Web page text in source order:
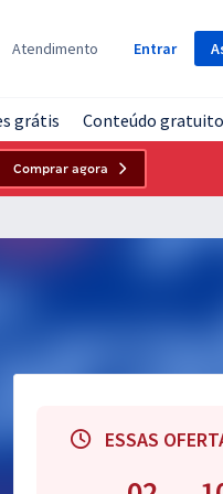
Atendimento Entrar
grátis Conteúdo gratuito
Comprar agora
ESSAS